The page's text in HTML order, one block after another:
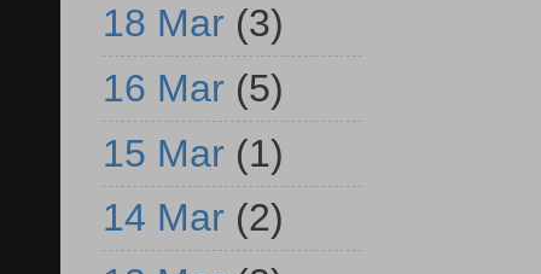
18 Mar (3)
16 Mar (5)
15 Mar (1)
14 Mar (2)